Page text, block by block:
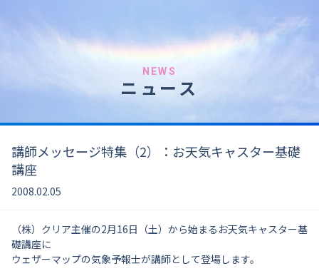
NEWS
ニュース
講師メッセージ特集（2）：お天気キャスター基礎
講座
2008.02.05
（株）クリア主催の2月16日（土）から始まるお天気キャスター基
礎講座に
ウェザーマップの気象予報士が講師として登場します。